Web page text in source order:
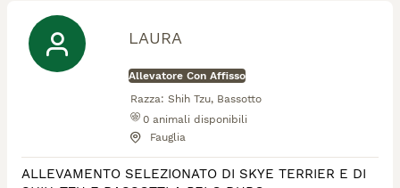
documentazione sanitaria completa ✔️Microchip
inserito, quindi già iscritto all'anagrafe canina ✔️ Ciclo
di vaccinazioni completo ✔️ Sverminazione ✔️ Libretto
LAURA
Allevatore Con Affisso
Razza: Shih Tzu, Bassotto
0 animali disponibili
Fauglia
ALLEVAMENTO SELEZIONATO DI SKYE TERRIER E DI